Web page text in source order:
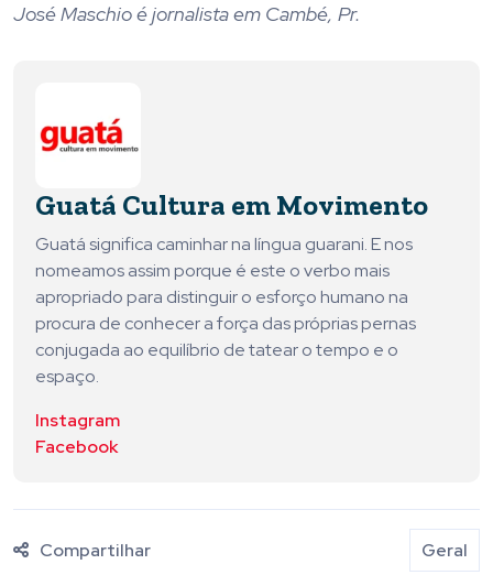
José Maschio é jornalista em Cambé, Pr.
Guatá Cultura em Movimento
Guatá significa caminhar na língua guarani. E nos
nomeamos assim porque é este o verbo mais
apropriado para distinguir o esforço humano na
procura de conhecer a força das próprias pernas
conjugada ao equilíbrio de tatear o tempo e o
espaço.
Instagram
Facebook
Compartilhar Geral